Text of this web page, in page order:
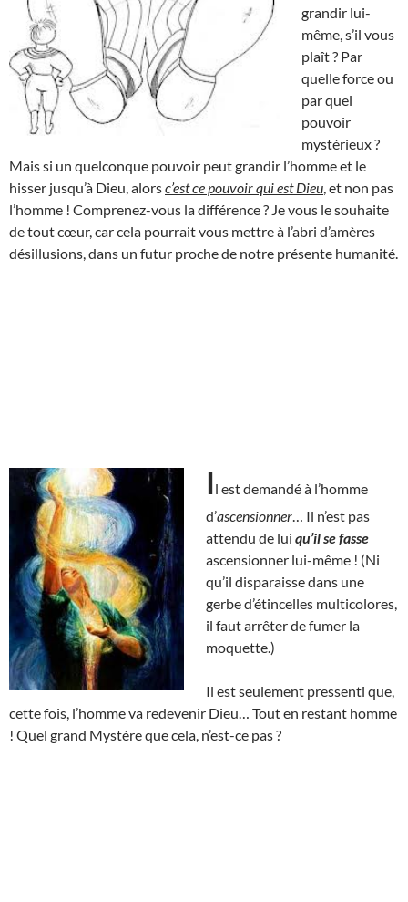
grandir lui-
même, s’il vous
plaît ? Par
quelle force ou
par quel
pouvoir
mystérieux ?
Mais si un quelconque pouvoir peut grandir l’homme et le
hisser jusqu’à Dieu, alorsc’est ce pouvoir qui est Dieu , et non pas
l’homme ! Comprenez-vous la différence ? Je vous le souhaite
de tout cœur, car cela pourrait vous mettre à l’abri d’amères
désillusions, dans un futur proche de notre présente humanité.
Il est demandé à l’homme
d’ascensionner … Il n’est pas
attendu de lui qu’il se fasse
ascensionner lui-même ! (Ni
qu’il disparaisse dans une
gerbe d’étincelles multicolores,
il faut arrêter de fumer la
moquette.)
Il est seulement pressenti que,
cette fois, l’homme va redevenir Dieu… Tout en restant homme
! Quel grand Mystère que cela, n’est-ce pas ?